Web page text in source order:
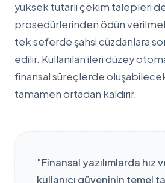
yüksek tutarlı çekim talepleri
prosedürlerinden ödün
tek seferde şahsi cüzdanlara
edilir. Kullanılan ileri düzey
finansal süreçlerde oluşabilecek
tamamen ortadan kaldırır.
"Finansal yazılımlarda hız
kullanıcı güveninin temel